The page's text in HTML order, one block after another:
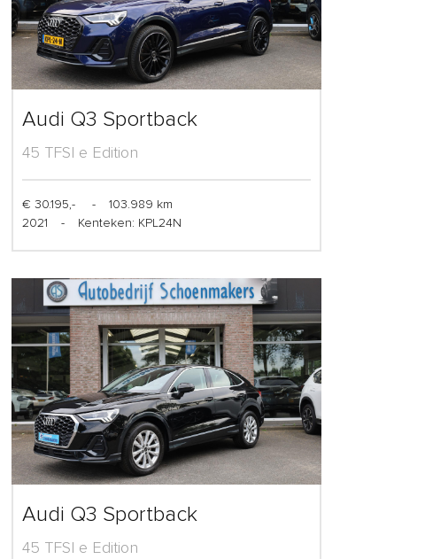
Audi Q3 Sportback
45 TFSI e Edition
€ 30.195,- -
103.989 km
2021
- Kenteken: KPL24N
Audi Q3 Sportback
45 TFSI e Edition